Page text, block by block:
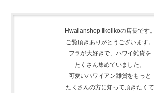
Hwaiianshop likolikoの店長です。
ご覧頂きありがとうございます。
フラが大好きで、 ハワイ雑貨を
たくさん集めていました。
可愛いハワイアン雑貨をもっと
たくさんの方に知って頂きたくて